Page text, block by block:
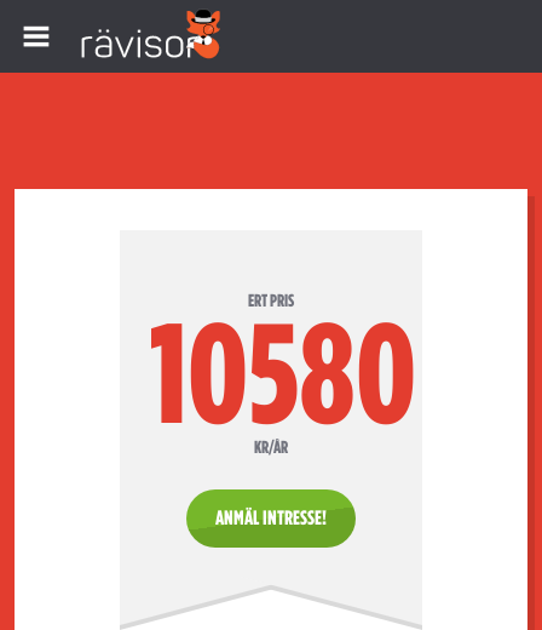
ERT PRIS
10580
KR/ÅR
ANMÄL INTRESSE!